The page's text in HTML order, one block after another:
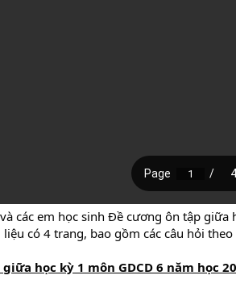
các em học sinh Đề cương ôn tập
có 4 trang, bao gồm các câu hỏi
học kỳ 1 môn GDCD 6 năm học